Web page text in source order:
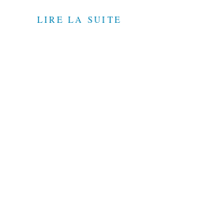
LIRE LA SUITE